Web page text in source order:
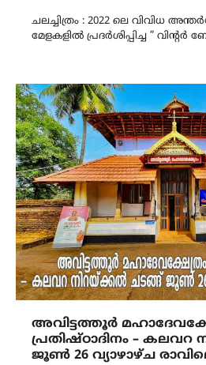
ചലച്ചിത്രം : 2022 ലെ വിവിധ
മേളകളിൽ പ്രദർശിപ്പിച്ച ”
അവിട്ടത്തൂർ
പ്രതിഷ്‌ഠാദിനം –
ജൂൺ 26 വ്യാഴാഴ്ച